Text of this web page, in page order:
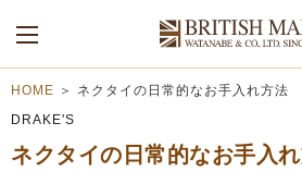
ALL MEN
HOME ＞ ネクタイの日常的なお手入れ方法
DRAKE'S
ネクタイの日常的なお手入